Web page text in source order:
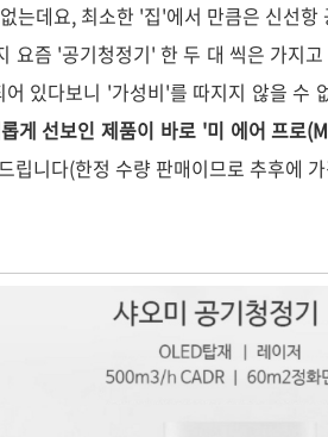
는데요, 최소한 '집'에서 만큼은 신선
요즘 '공기청정기' 한 두 대 씩은 가지
있다보니 '가성비'를 따지지 않을 수
게 선보인 제품이 바로 '미 에어 프로
립니다(한정 수량 판매이므로 추후에